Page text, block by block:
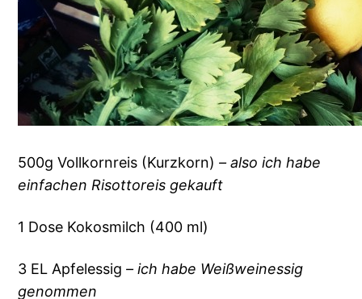
500g Vollkornreis (Kurzkorn)– also ich habe
einfachen Risottoreis gekauft
1 Dose Kokosmilch (400 ml)
3 EL Apfelessig – ich habe Weißweinessig
genommen